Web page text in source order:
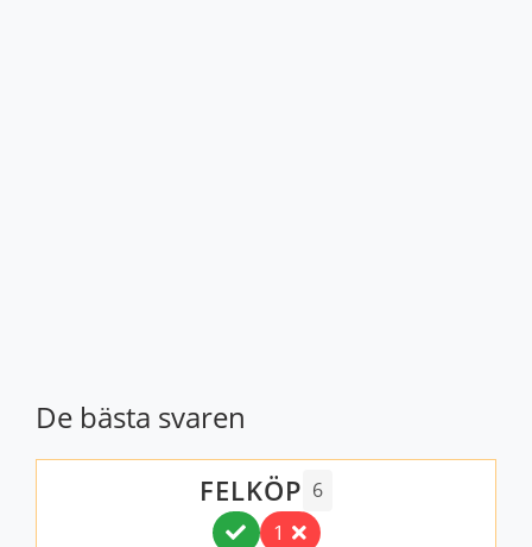
De bästa svaren
FELKÖP 6
1